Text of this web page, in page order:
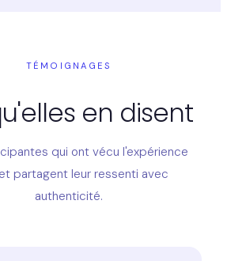
TÉMOIGNAGES
en disent
qui ont vécu l'expérience
partagent leur ressenti avec
authenticité.